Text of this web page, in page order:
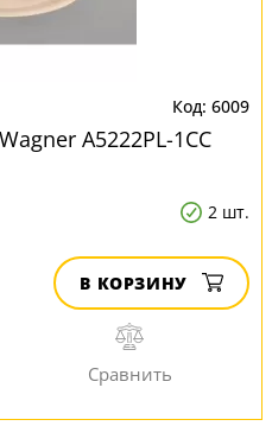
6009
A5222PL-1CC
2 шт.
В КОРЗИНУ